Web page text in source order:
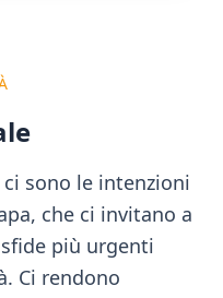
sono le intenzioni
che ci invitano a
più urgenti
Ci rendono